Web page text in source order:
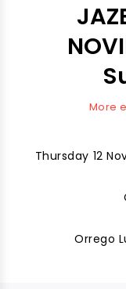
More
Thursday 12
Orrego